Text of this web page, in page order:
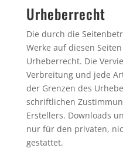
Urheberrecht
Die durch die
Werke auf diesen
Urheberrecht. Die
Verbreitung und jede
der Grenzen des
schriftlichen
Erstellers. Downloads
nur für den privaten,
gestattet.